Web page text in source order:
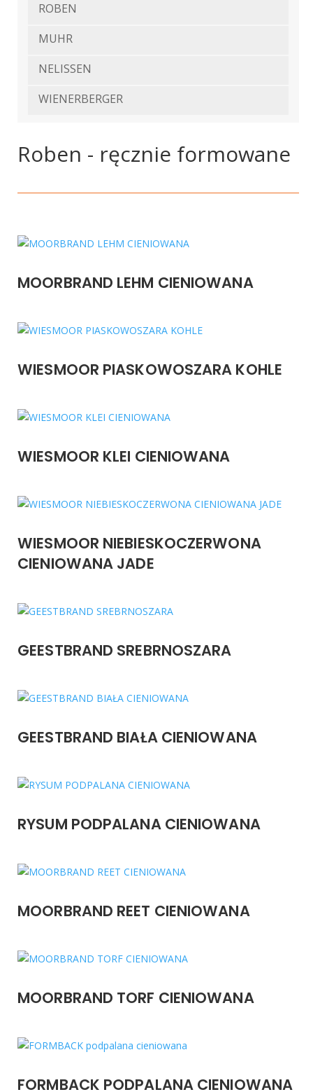
ROBEN
MUHR
NELISSEN
WIENERBERGER
Roben - ręcznie formowane
MOORBRAND LEHM CIENIOWANA
WIESMOOR PIASKOWOSZARA KOHLE
WIESMOOR KLEI CIENIOWANA
WIESMOOR NIEBIESKOCZERWONA
CIENIOWANA JADE
GEESTBRAND SREBRNOSZARA
GEESTBRAND BIAŁA CIENIOWANA
RYSUM PODPALANA CIENIOWANA
MOORBRAND REET CIENIOWANA
MOORBRAND TORF CIENIOWANA
FORMBACK PODPALANA CIENIOWANA